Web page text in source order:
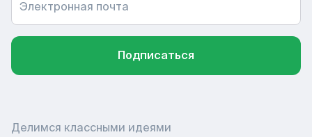
Электронная почта
Подписаться
Делимся классными идеями